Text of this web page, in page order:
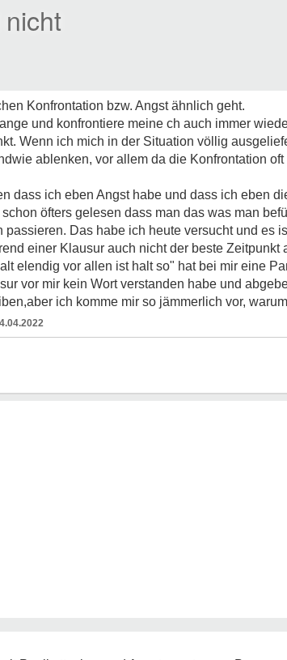
Konfrontation bzw. Angst ähnlich geht.
und konfrontiere meine ch auch immer
Wenn ich mich in der Situation völlig
ablenken, vor allem da die Konfrontation
dass ich eben Angst habe und dass ich eben
öfters gelesen dass man das was man
Das habe ich heute versucht und es
einer Klausur auch nicht der beste Zeitpunkt
elendig vor allen ist halt so" hat bei mir eine
vor mir kein Wort verstanden habe und
ich komme mir so jämmerlich vor,